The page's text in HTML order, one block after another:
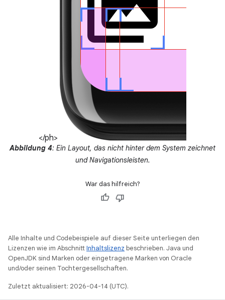
</ph>
Abbildung 4: Ein Layout, das nicht hinter dem System zeichnet
und Navigationsleisten.
War das hilfreich?
Alle Inhalte und Codebeispiele auf dieser Seite unterliegen den
Lizenzen wie im AbschnittInhaltslizenz beschrieben. Java und
OpenJDK sind Marken oder eingetragene Marken von Oracle
und/oder seinen Tochtergesellschaften.
Zuletzt aktualisiert: 2026-04-14 (UTC).